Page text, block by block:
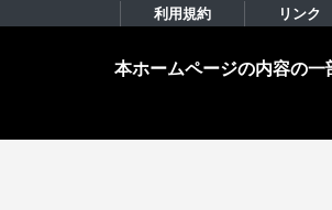
利用規約 リンク
本ホームページの内容の